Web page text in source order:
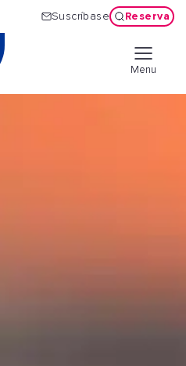
Suscríbase Reserva
Menu